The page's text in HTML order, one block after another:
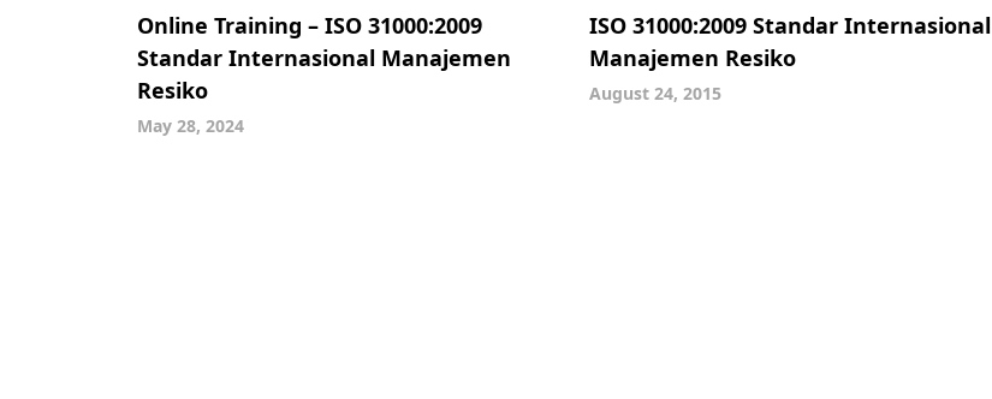
Online Training – ISO 31000:2009
Standar Internasional Manajemen
Resiko
May 28, 2024
ISO 31000:2009 Standar Internasional
Manajemen Resiko
August 24, 2015